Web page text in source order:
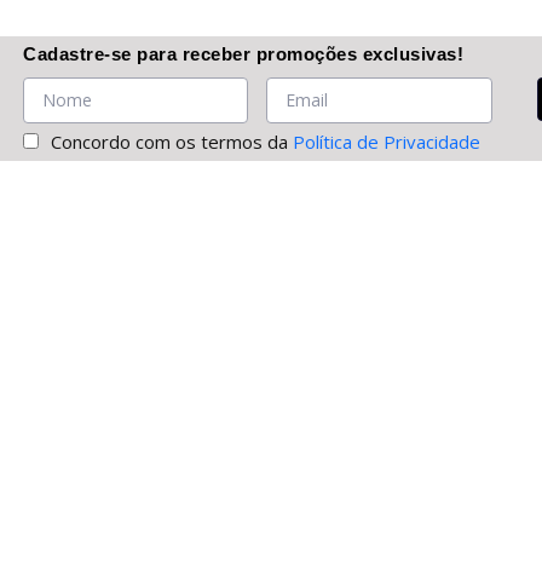
Cadastre-se para receber promoções exclusivas!
Concordo com os termos da Política de Privacidade